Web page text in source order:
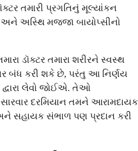
તમારી પ્રગતિનું મૂલ્યાંકન
અને અસ્થિ મજ્જા બાયોપ્સીનો
ડૉક્ટર તમારા શરીરને સ્વસ્થ
બંધ કરી શકે છે, પરંતુ આ નિર્ણય
લેવો જોઈએ. તેઓ
દરમિયાન તમને આરામદાયક
સહાયક સંભાળ પણ પ્રદાન કરી